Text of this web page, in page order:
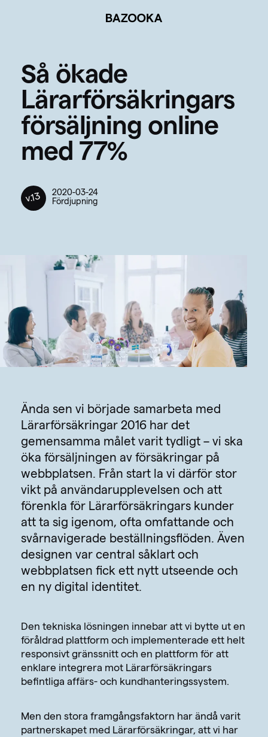
BAZOOKA
Så ökade
Lärarförsäkringars
försäljning online
med 77%
v.13
2020-03-24
Fördjupning
Ända sen vi började samarbeta med
Lärarförsäkringar 2016 har det
gemensamma målet varit tydligt – vi ska
öka försäljningen av försäkringar på
webbplatsen. Från start la vi därför stor
vikt på användarupplevelsen och att
förenkla för Lärarförsäkringars kunder
att ta sig igenom, ofta omfattande och
svårnavigerade beställningsflöden. Även
designen var central såklart och
webbplatsen fick ett nytt utseende och
en ny digital identitet.
Den tekniska lösningen innebar att vi bytte ut en
föråldrad plattform och implementerade ett helt
responsivt gränssnitt och en plattform för att
enklare integrera mot Lärarförsäkringars
befintliga affärs- och kundhanteringssystem.
Men den stora framgångsfaktorn har ändå varit
partnerskapet med Lärarförsäkringar, att vi har